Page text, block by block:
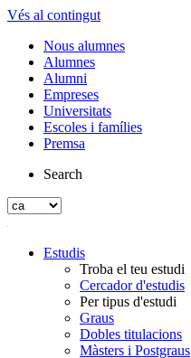
Vés al contingut
Nous alumnes
Alumnes
Alumni
Empreses
Universitats
Escoles i famílies
Premsa
Search
Estudis
Troba el teu estudi
Cercador d'estudis
Per tipus d'estudi
Graus
Dobles titulacions
Màsters i Postgraus